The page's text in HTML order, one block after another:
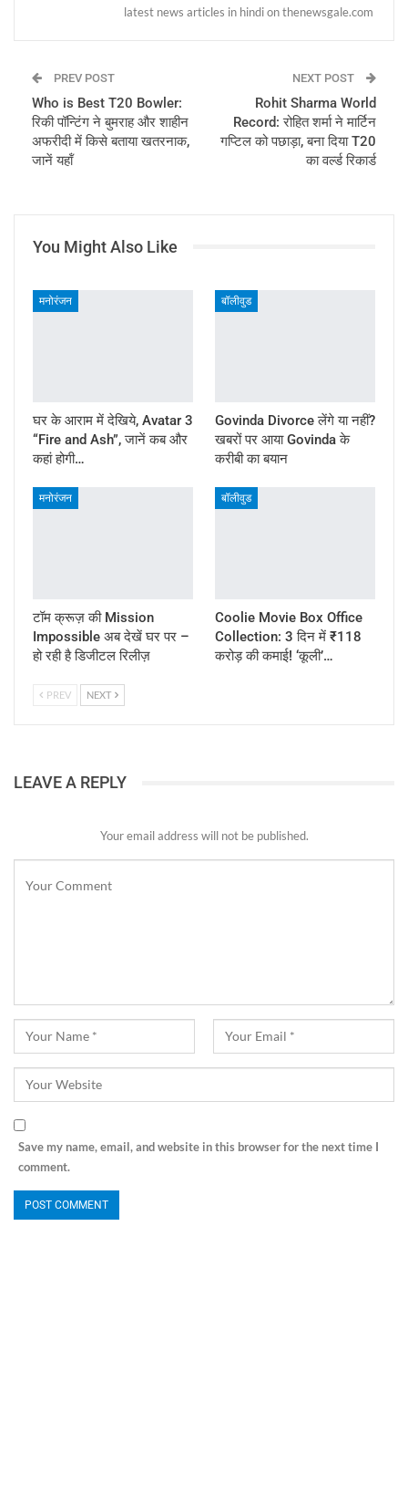
latest news articles in hindi on thenewsgale.com
PREV POST
Who is Best T20 Bowler:
रिकी पॉन्टिंग ने बुमराह और शाहीन
अफरीदी में किसे बताया खतरनाक,
जानें यहॉं
NEXT POST
Rohit Sharma World
Record: रोहित शर्मा ने मार्टिन
गप्टिल को पछाड़ा, बना दिया T20
का वर्ल्ड रिकार्ड
You Might Also Like
मनोरंजन
घर के आराम में देखिये, Avatar 3
“Fire and Ash”, जानें कब और
कहां होगी…
बॉलीवुड
Govinda Divorce लेंगे या नहीं?
खबरों पर आया Govinda के
करीबी का बयान
मनोरंजन
टॉम क्रूज़ की Mission
Impossible अब देखें घर पर –
हो रही है डिजीटल रिलीज़
बॉलीवुड
Coolie Movie Box Office
Collection: 3 दिन में ₹118
करोड़ की कमाई! ‘कूली’…
PREV NEXT
LEAVE A REPLY
Your email address will not be published.
Save my name, email, and website in this browser for the next time I
comment.